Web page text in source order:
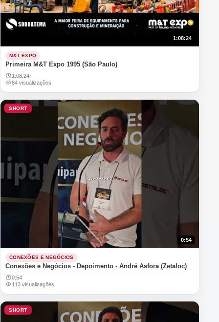
1:08:24
M&T EXPO
Primeira M&T Expo 1995 (São Paulo)
1:08:24
84 visualizações
SHORT
0:54
CONEXÕES E NEGÓCIOS
Conexões e Negócios - Depoimento - André Asfora (Zetaloc)
0:54
113 visualizações
SHORT